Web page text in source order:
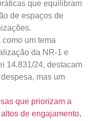
que equilibram
de espaços de
um tema
da NR-1 e
14.831/24, destacam
mas um
que priorizam a
de engajamento,